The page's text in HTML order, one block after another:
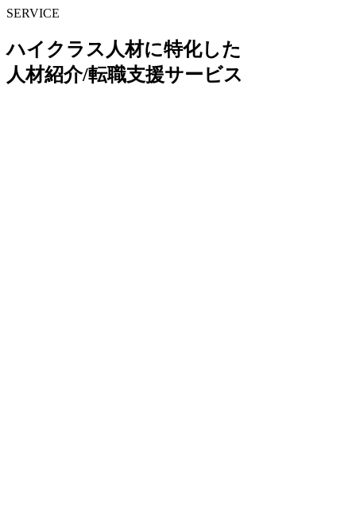
SERVICE
ハイクラス人材に特化した
人材紹介/転職支援サービス